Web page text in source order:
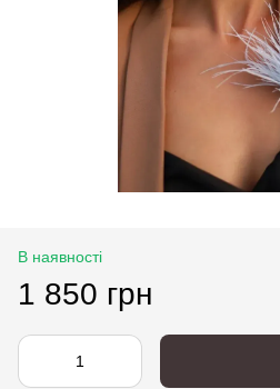
В наявності
1 850 грн